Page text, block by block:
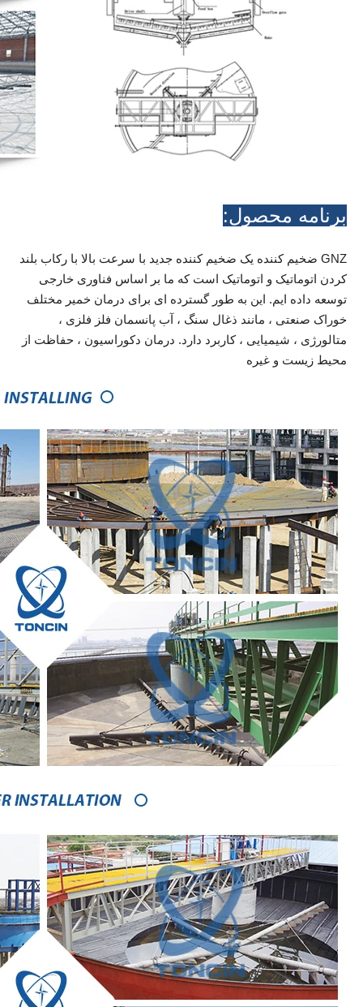
برنامه محصول:
GNZ ضخیم کننده یک ضخیم کننده جدید با سرعت بالا با رکاب بلند
کردن اتوماتیک و اتوماتیک است که ما بر اساس فناوری خارجی
توسعه داده ایم. این به طور گسترده ای برای درمان خمیر مختلف
خوراک صنعتی ، مانند ذغال سنگ ، آب پانسمان فلز فلزی ،
متالورژی ، شیمیایی ، کاربرد دارد. درمان دکوراسیون ، حفاظت از
محیط زیست و غیره